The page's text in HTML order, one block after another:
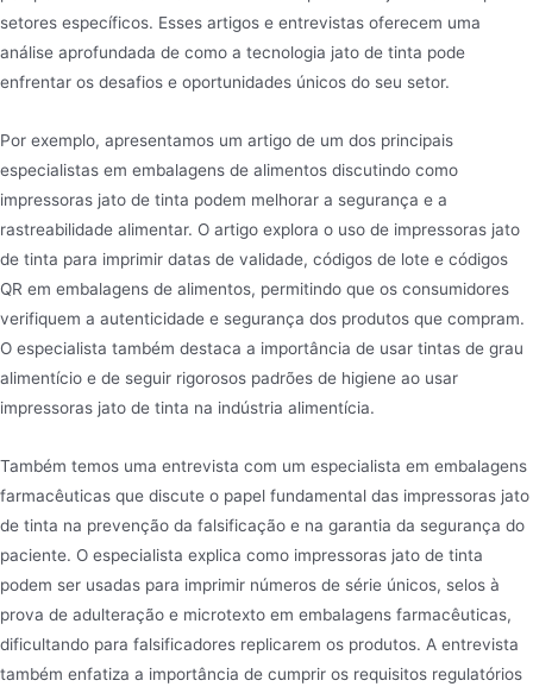
setores específicos. Esses artigos e entrevistas oferecem uma
análise aprofundada de como a tecnologia jato de tinta pode
enfrentar os desafios e oportunidades únicos do seu setor.
Por exemplo, apresentamos um artigo de um dos principais
especialistas em embalagens de alimentos discutindo como
impressoras jato de tinta podem melhorar a segurança e a
rastreabilidade alimentar. O artigo explora o uso de impressoras jato
de tinta para imprimir datas de validade, códigos de lote e códigos
QR em embalagens de alimentos, permitindo que os consumidores
verifiquem a autenticidade e segurança dos produtos que compram.
O especialista também destaca a importância de usar tintas de grau
alimentício e de seguir rigorosos padrões de higiene ao usar
impressoras jato de tinta na indústria alimentícia.
Também temos uma entrevista com um especialista em embalagens
farmacêuticas que discute o papel fundamental das impressoras jato
de tinta na prevenção da falsificação e na garantia da segurança do
paciente. O especialista explica como impressoras jato de tinta
podem ser usadas para imprimir números de série únicos, selos à
prova de adulteração e microtexto em embalagens farmacêuticas,
dificultando para falsificadores replicarem os produtos. A entrevista
também enfatiza a importância de cumprir os requisitos regulatórios